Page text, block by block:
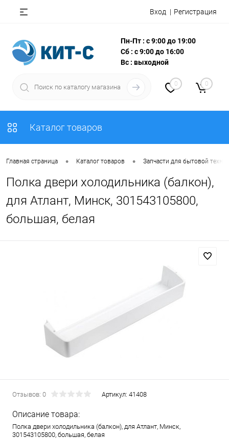
Вход Регистрация
Пн-Пт : с 9:00 до 19:00
Сб : с 9:00 до 16:00
Вс : выходной
0 0
Каталог товаров
Главная страница • Каталог товаров • Запчасти для бытовой
Полка двери холодильника (балкон),
для Атлант, Минск, 301543105800,
большая, белая
Отзывов: 0 Артикул: 41408
Описание товара:
Полка двери холодильника (балкон), для Атлант, Минск,
301543105800, большая, белая